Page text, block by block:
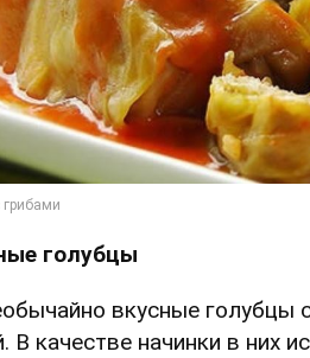
голубцы
вкусные голубцы
В качестве начинки в них